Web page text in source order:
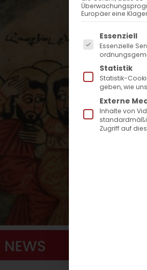
Europäer eine
Es folgt eine
Essenziell
Essenzielle
Statistik
Statistik-
geben, wie
Externe
Inhalte von
Zugriff auf